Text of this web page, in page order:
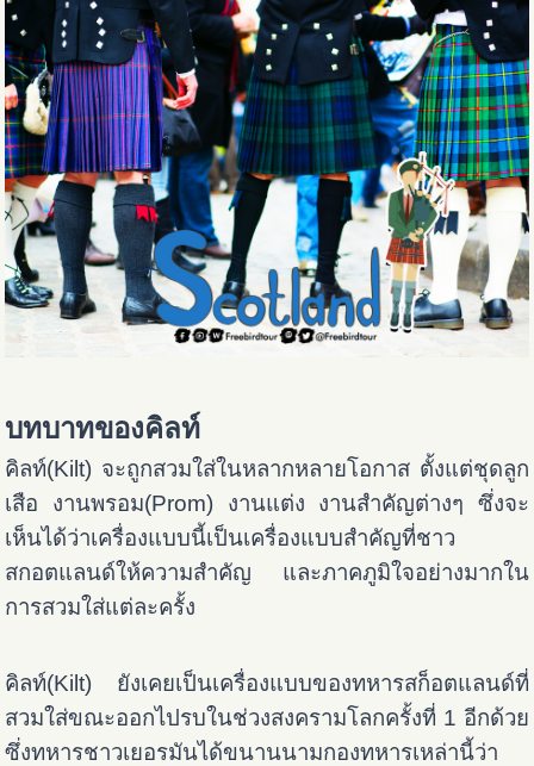
บทบาทของคิลท์
คิลท์(Kilt) จะถูกสวมใส่ในหลากหลายโอกาส ตั้งแต่ชุดลูก
เสือ งานพรอม(Prom) งานแต่ง งานสำคัญต่างๆ ซึ่งจะ
เห็นได้ว่าเครื่องแบบนี้เป็นเครื่องแบบสำคัญที่ชาว
สกอตแลนด์ให้ความสำคัญ และภาคภูมิใจอย่างมากใน
การสวมใส่แต่ละครั้ง
คิลท์(Kilt) ยังเคยเป็นเครื่องแบบของทหารสก็อตแลนด์ที่
สวมใส่ขณะออกไปรบในช่วงสงครามโลกครั้งที่ 1 อีกด้วย
ซึ่งทหารชาวเยอรมันได้ขนานนามกองทหารเหล่านี้ว่า